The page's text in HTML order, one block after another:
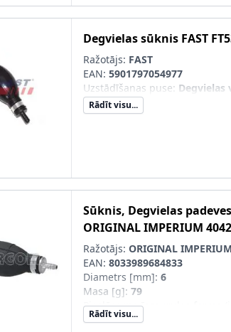
Degvielas sūknis FAST
Ražotājs: FAST
EAN: 5901797054977
Uzstādīšanas puse: Degvielas
Rādīt visu...
Sūknis, Degvielas
ORIGINAL IMPERIUM 4042
Ražotājs: ORIGINAL IMPERIUM
EAN: 8033989684833
Diametrs [mm]: 6
Masa [g]: 79
Pieslēguma īscaurules forma
Pieslēguma īscaurules forma
Rādīt visu...